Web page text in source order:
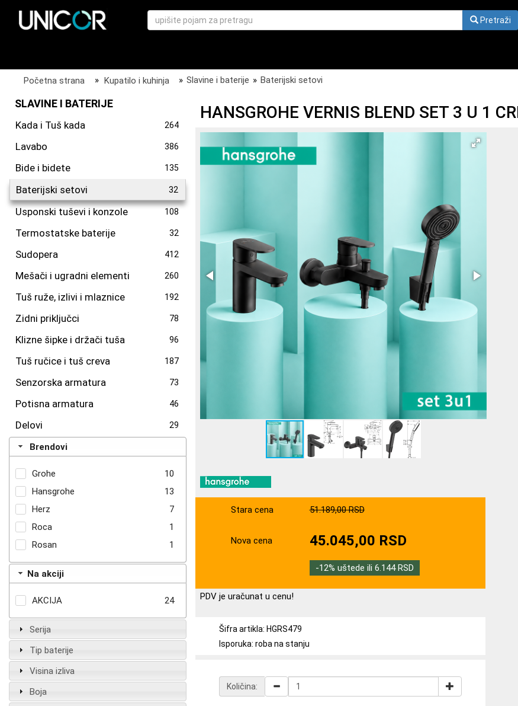
Pretraži
Početna strana » Kupatilo i kuhinja » Slavine i baterije » Baterijski setovi
SLAVINE I BATERIJE
Kada i Tuš kada 264
Lavabo 386
Bide i bidete 135
Baterijski setovi 32
Usponski tuševi i konzole 108
Termostatske baterije 32
Sudopera 412
Mešači i ugradni elementi 260
Tuš ruže, izlivi i mlaznice 192
Zidni priključci 78
Klizne šipke i držači tuša 96
Tuš ručice i tuš creva 187
Senzorska armatura 73
Potisna armatura 46
Delovi 29
Brendovi
Grohe
10
Hansgrohe
13
Herz
7
Roca
1
Rosan
1
Na akciji
AKCIJA 24
Serija
Tip baterije
Visina izliva
Boja
HANSGROHE VERNIS BLEND SET 3 U 1
Stara cena 51.189,00 RSD
Nova cena 45.045,00 RSD
-12% uštede ili 6.144 RSD
PDV je uračunat u cenu!
Šifra artikla: HGRS479
Isporuka: roba na stanju
Količina: